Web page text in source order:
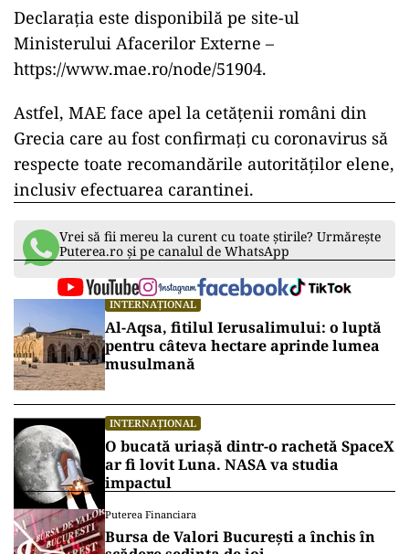
Declarația este disponibilă pe site-ul
Ministerului Afacerilor Externe –
https://www.mae.ro/node/51904.
Astfel, MAE face apel la cetățenii români din
Grecia care au fost confirmați cu coronavirus să
respecte toate recomandările autorităților elene,
inclusiv efectuarea carantinei.
Vrei să fii mereu la curent cu toate știrile? Urmărește
Puterea.ro și pe canalul de WhatsApp
INTERNAȚIONAL
Al-Aqsa, fitilul Ierusalimului: o luptă
pentru câteva hectare aprinde lumea
musulmană
INTERNAȚIONAL
O bucată uriașă dintr-o rachetă SpaceX
ar fi lovit Luna. NASA va studia
impactul
Puterea Financiara
Bursa de Valori București a închis în